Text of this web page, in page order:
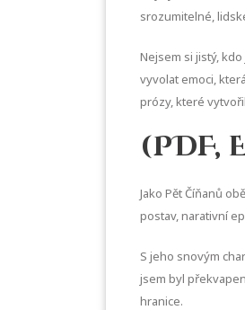
srozumitelné,
Nejsem si jistý,
vyvolat emoci,
prózy, které
(PDF,
Jako Pět Číňanů
postav, narativní
S jeho snovým
jsem byl
hranice.